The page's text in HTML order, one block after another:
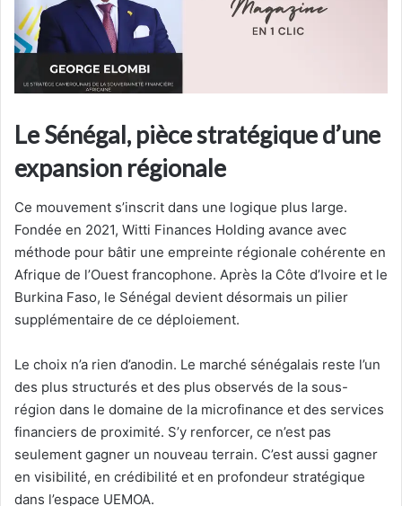
Le Sénégal, pièce stratégique d’une
expansion régionale
Ce mouvement s’inscrit dans une logique plus large.
Fondée en 2021, Witti Finances Holding avance avec
méthode pour bâtir une empreinte régionale cohérente en
Afrique de l’Ouest francophone. Après la Côte d’Ivoire et le
Burkina Faso, le Sénégal devient désormais un pilier
supplémentaire de ce déploiement.
Le choix n’a rien d’anodin. Le marché sénégalais reste l’un
des plus structurés et des plus observés de la sous-
région dans le domaine de la microfinance et des services
financiers de proximité. S’y renforcer, ce n’est pas
seulement gagner un nouveau terrain. C’est aussi gagner
en visibilité, en crédibilité et en profondeur stratégique
dans l’espace UEMOA.